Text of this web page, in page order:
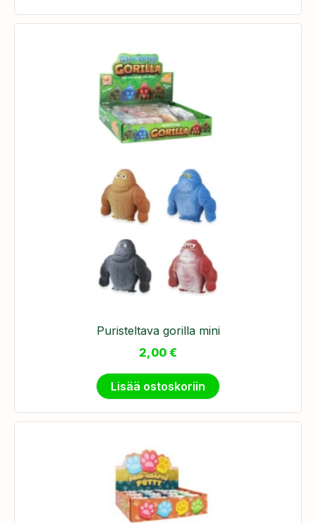
Puristeltava gorilla mini
2,00 €
Lisää ostoskoriin